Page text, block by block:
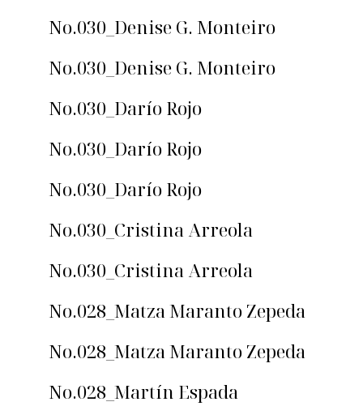
No.030_Denise G. Monteiro
No.030_Denise G. Monteiro
No.030_Darío Rojo
No.030_Darío Rojo
No.030_Darío Rojo
No.030_Cristina Arreola
No.030_Cristina Arreola
No.028_Matza Maranto Zepeda
No.028_Matza Maranto Zepeda
No.028_Martín Espada